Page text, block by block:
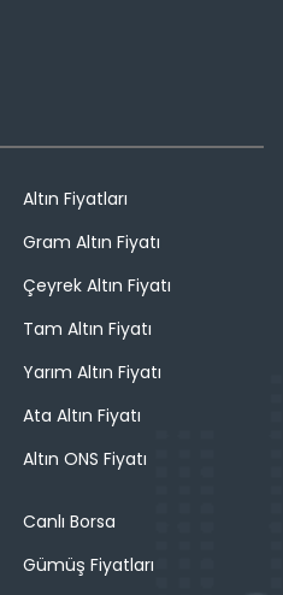
Altın Fiyatları
Gram Altın Fiyatı
Çeyrek Altın Fiyatı
Tam Altın Fiyatı
Yarım Altın Fiyatı
Ata Altın Fiyatı
Altın ONS Fiyatı
Canlı Borsa
Gümüş Fiyatları